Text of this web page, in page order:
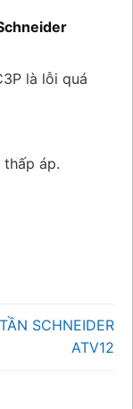
là lỗi quá
thấp áp.
SCHNEIDER
ATV12